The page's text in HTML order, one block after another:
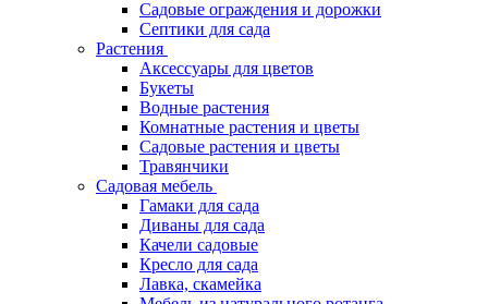
Садовые ограждения и дорожки
Септики для сада
Растения
Аксессуары для цветов
Букеты
Водные растения
Комнатные растения и цветы
Садовые растения и цветы
Травянчики
Садовая мебель
Гамаки для сада
Диваны для сада
Качели садовые
Кресло для сада
Лавка, скамейка